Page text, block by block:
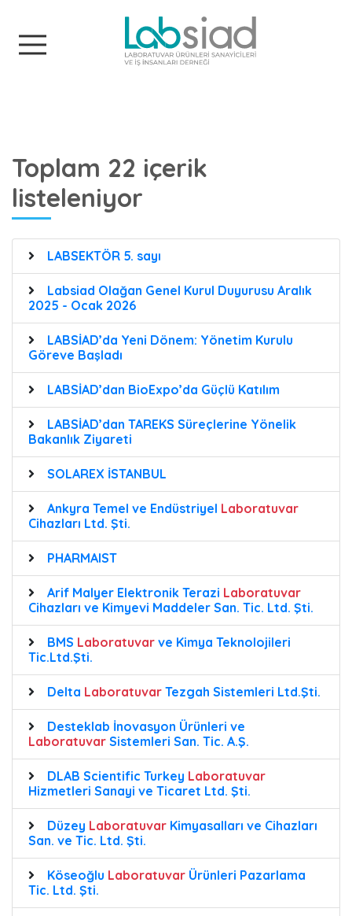
Toplam 22 içerik
listeleniyor
LABSEKTÖR 5. sayı
Labsiad Olağan Genel Kurul Duyurusu Aralık
2025 - Ocak 2026
LABSİAD’da Yeni Dönem: Yönetim Kurulu
Göreve Başladı
LABSİAD’dan BioExpo’da Güçlü Katılım
LABSİAD’dan TAREKS Süreçlerine Yönelik
Bakanlık Ziyareti
SOLAREX İSTANBUL
Ankyra Temel ve Endüstriyel Laboratuvar
Cihazları Ltd. Şti.
PHARMAIST
Arif Malyer Elektronik Terazi Laboratuvar
Cihazları ve Kimyevi Maddeler San. Tic. Ltd. Şti.
BMS Laboratuvar ve Kimya Teknolojileri
Tic.Ltd.Şti.
Delta Laboratuvar Tezgah Sistemleri Ltd.Şti.
Desteklab İnovasyon Ürünleri ve
Laboratuvar Sistemleri San. Tic. A.Ş.
DLAB Scientific Turkey Laboratuvar
Hizmetleri Sanayi ve Ticaret Ltd. Şti.
Düzey Laboratuvar Kimyasalları ve Cihazları
San. ve Tic. Ltd. Şti.
Köseoğlu Laboratuvar Ürünleri Pazarlama
Tic. Ltd. Şti.